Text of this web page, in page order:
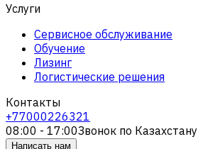
Услуги
Сервисное обслуживание
Обучение
Лизинг
Логистические решения
Контакты
+77000226321
08:00 - 17:00Звонок по Казахстану
Написать нам